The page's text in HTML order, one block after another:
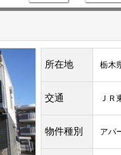
所在地 栃木
交通 ＪＲ
物件種別 アパ